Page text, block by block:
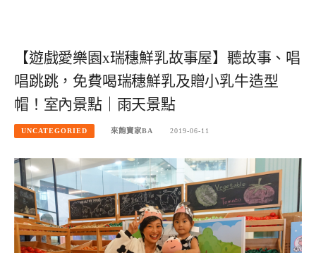
【遊戲愛樂園x瑞穗鮮乳故事屋】聽故事、唱
唱跳跳，免費喝瑞穗鮮乳及贈小乳牛造型
帽！室內景點｜雨天景點
UNCATEGORIED 來飽寶家BA 2019-06-11